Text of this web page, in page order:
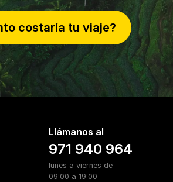
costaría tu viaje?
Llámanos al
971 940 964
lunes a viernes de
09:00 a 19:00